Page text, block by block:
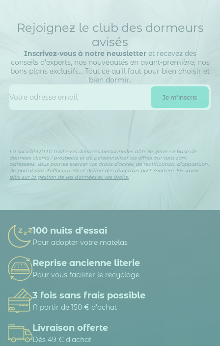
Rejoignez le club des dormeurs
avisés
Inscrivez-vous à notre newsletteret recevez des
conseils d’experts, nos nouveautés en avant-première, nos
bons plans exclusifs… Tout ce qu’il faut pour bien choisir et
bien dormir.
La société DTLM traite vos données personnelles afin de gérer sa base de
données clients / prospects et de personnaliser les offres qui vous sont
adressées. Vous pouvez exercer vos droits d’accès, de rectification, d’opposition,
de portabilité d’effacement et définir des directives post-mortem. En savoir
plus sur la gestion de vos données et vos droits.
100 nuits d’essai
Pour adopter votre matelas
Reprise ancienne literie
Pour vous faciliter le recyclage
3 fois sans frais possible
A partir de 150 € d’achat
Livraison offerte
Dès 49 € d'achat